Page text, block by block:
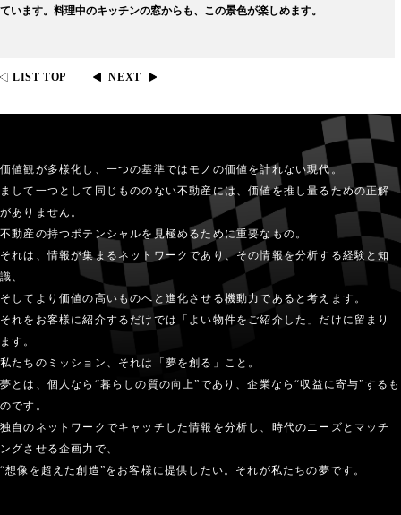
ています。料理中のキッチンの窓からも、この景色が楽しめます。
LIST TOP NEXT
価値観が多様化し、一つの基準ではモノの価値を計れない現代。
まして一つとして同じもののない不動産には、価値を推し量るための正解
がありません。
不動産の持つポテンシャルを見極めるために重要なもの。
それは、情報が集まるネットワークであり、その情報を分析する経験と知
識、
そしてより価値の高いものへと進化させる機動力であると考えます。
それをお客様に紹介するだけでは「よい物件をご紹介した」だけに留まり
ます。
私たちのミッション、それは「夢を創る」こと。
夢とは、個人なら“暮らしの質の向上”であり、企業なら“収益に寄与”するも
のです。
独自のネットワークでキャッチした情報を分析し、時代のニーズとマッチ
ングさせる企画力で、
“想像を超えた創造”をお客様に提供したい。それが私たちの夢です。